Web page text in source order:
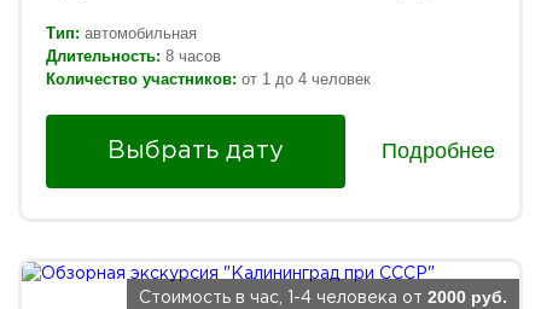
Тип: автомобильная
Длительность: 8 часов
Количество участников: от 1 до 4 человек
Выбрать дату Подробнее
Стоимость в час, 1-4 человека от 2000 руб.